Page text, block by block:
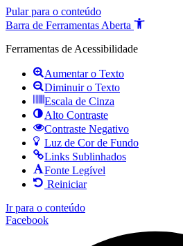
Pular para o conteúdo
Barra de Ferramentas Aberta
Ferramentas de Acessibilidade
Aumentar o Texto
Diminuir o Texto
Escala de Cinza
Alto Contraste
Contraste Negativo
Luz de Cor de Fundo
Links Sublinhados
Fonte Legível
Reiniciar
Ir para o conteúdo
Facebook